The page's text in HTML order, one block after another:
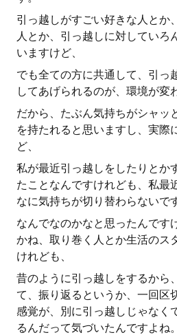
引っ越しがすごい好きな人とか
人とか、引っ越しに対していろ
いますけど、
でも全ての方に共通して、引っ
してあげられるのが、環境が変
だから、たぶん気持ちがシャッ
を持たれると思いますし、実際
ど、
私が最近引っ越しをしたりとか
たことなんですけれども、私最
なに気持ちが切り替わらないで
なんでなのかなと思ったんです
かね、取り巻く人とか生活のス
けれども、
昔のように引っ越しをするから
て、振り返るというか、一回区
感覚が、別に引っ越しじゃなく
るんだって気づいたんですよね。